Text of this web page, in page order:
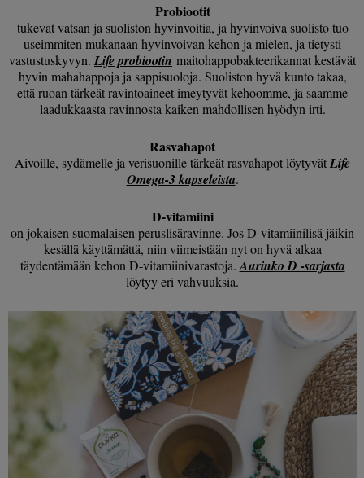
Probiootit
tukevat vatsan ja suoliston hyvinvoitia, ja hyvinvoiva suolisto tuo
useimmiten mukanaan hyvinvoivan kehon ja mielen, ja tietysti
vastustuskyvyn. Life probiootin maitohappobakteerikannat kestävät
hyvin mahahappoja ja sappisuoloja. Suoliston hyvä kunto takaa,
että ruoan tärkeät ravintoaineet imeytyvät kehoomme, ja saamme
laadukkaasta ravinnosta kaiken mahdollisen hyödyn irti.
Rasvahapot
Aivoille, sydämelle ja verisuonille tärkeät rasvahapot löytyvätLife
Omega-3 kapseleista.
D-vitamiini
on jokaisen suomalaisen peruslisäravinne. Jos D-vitamiinilisä jäikin
kesällä käyttämättä, niin viimeistään nyt on hyvä alkaa
täydentämään kehon D-vitamiinivarastoja. Aurinko D -sarjasta
löytyy eri vahvuuksia.